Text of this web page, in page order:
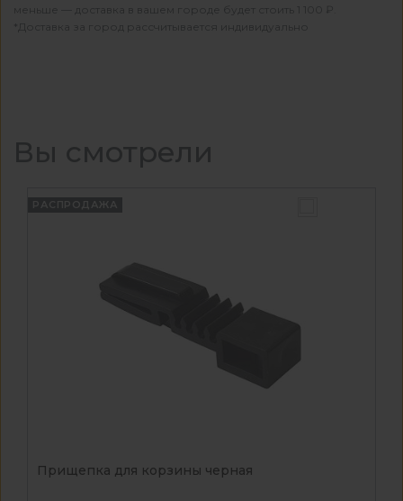
меньше — доставка в вашем городе будет стоить 1 100 ₽.
*Доставка за город рассчитывается индивидуально
Вы смотрели
РАСПРОДАЖА
Прищепка для корзины черная